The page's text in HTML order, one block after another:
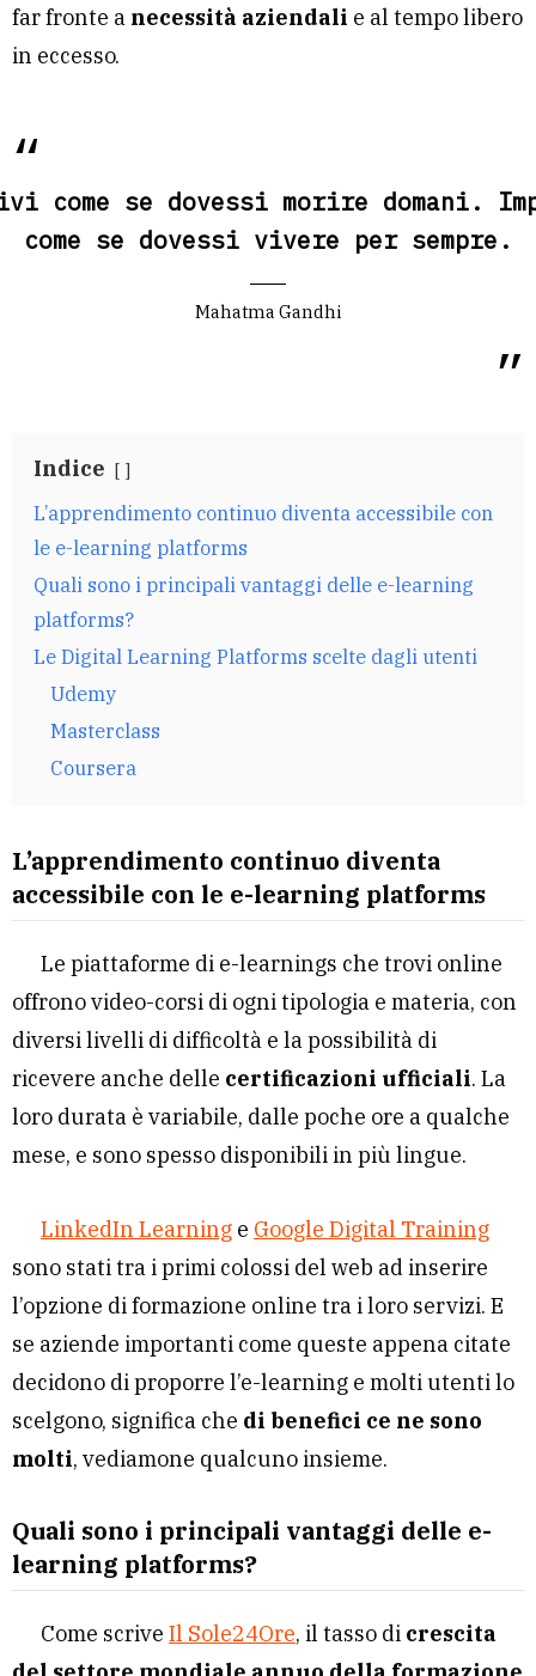
far fronte a necessità aziendali e al tempo libero
in eccesso.
come se dovessi morire domani.
come se dovessi vivere per sempre.
Mahatma Gandhi
Indice
L’apprendimento continuo diventa accessibile con
le e-learning platforms
Quali sono i principali vantaggi delle e-learning
platforms?
Le Digital Learning Platforms scelte dagli utenti
Udemy
Masterclass
Coursera
L’apprendimento continuo diventa
accessibile con le e-learning platforms
Le piattaforme di e-learnings che trovi online
offrono video-corsi di ogni tipologia e materia, con
diversi livelli di difficoltà e la possibilità di
ricevere anche delle certificazioni ufficiali. La
loro durata è variabile, dalle poche ore a qualche
mese, e sono spesso disponibili in più lingue.
LinkedIn Learning e Google Digital Training
sono stati tra i primi colossi del web ad inserire
l’opzione di formazione online tra i loro servizi. E
se aziende importanti come queste appena citate
decidono di proporre l’e-learning e molti utenti lo
scelgono, significa che di benefici ce ne sono
molti, vediamone qualcuno insieme.
Quali sono i principali vantaggi delle e-
learning platforms?
Come scrive Il Sole24Ore, il tasso di crescita